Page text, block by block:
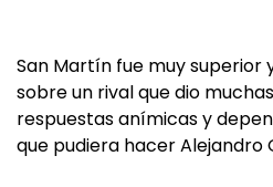
San Martín fue muy superior
sobre un rival que dio
respuestas anímicas y
que pudiera hacer Alejandro